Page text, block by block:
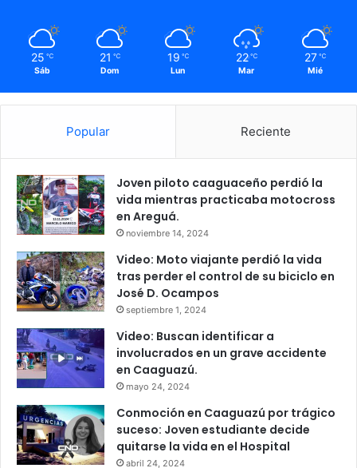
25 ℃
Sáb
21 ℃
Dom
19 ℃
Lun
22 ℃
Mar
27 ℃
Mié
Popular Reciente
Joven piloto caaguaceño perdió la
vida mientras practicaba motocross
en Areguá.
noviembre 14, 2024
Video: Moto viajante perdió la vida
tras perder el control de su biciclo en
José D. Ocampos
septiembre 1, 2024
Video: Buscan identificar a
involucrados en un grave accidente
en Caaguazú.
mayo 24, 2024
Conmoción en Caaguazú por trágico
suceso: Joven estudiante decide
quitarse la vida en el Hospital
abril 24, 2024